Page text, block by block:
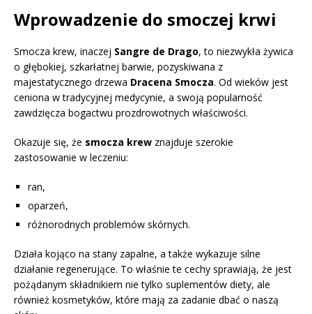
Wprowadzenie do smoczej krwi
Smocza krew, inaczej Sangre de Drago, to niezwykła żywica
o głębokiej, szkarłatnej barwie, pozyskiwana z
majestatycznego drzewa Dracena Smocza. Od wieków jest
ceniona w tradycyjnej medycynie, a swoją popularność
zawdzięcza bogactwu prozdrowotnych właściwości.
Okazuje się, że smocza krew znajduje szerokie
zastosowanie w leczeniu:
ran,
oparzeń,
różnorodnych problemów skórnych.
Działa kojąco na stany zapalne, a także wykazuje silne
działanie regenerujące. To właśnie te cechy sprawiają, że jest
pożądanym składnikiem nie tylko suplementów diety, ale
również kosmetyków, które mają za zadanie dbać o naszą